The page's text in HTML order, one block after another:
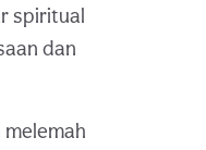
spiritual
dan